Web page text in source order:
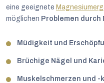
eine geeignete
möglichen Problemen durch
Müdigkeit und
Brüchige Nägel und
Muskelschmerzen und -